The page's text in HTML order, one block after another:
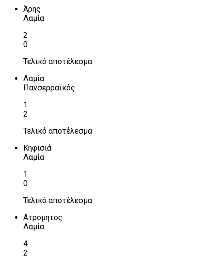
Άρης
Λαμία
2
0
Τελικό αποτέλεσμα
Λαμία
Πανσερραϊκός
1
2
Τελικό αποτέλεσμα
Κηφισιά
Λαμία
1
0
Τελικό αποτέλεσμα
Ατρόμητος
Λαμία
4
2